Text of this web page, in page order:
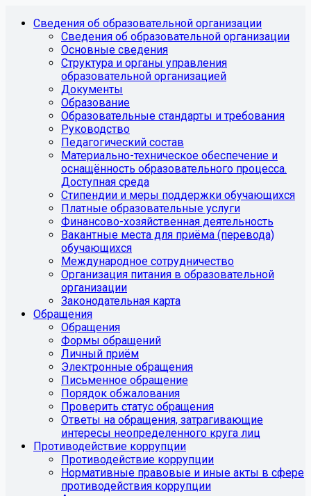
Сведения об образовательной организации
Сведения об образовательной организации
Основные сведения
Структура и органы управления
образовательной организацией
Документы
Образование
Образовательные стандарты и требования
Руководство
Педагогический состав
Материально-техническое обеспечение и
оснащённость образовательного процесса.
Доступная среда
Стипендии и меры поддержки обучающихся
Платные образовательные услуги
Финансово-хозяйственная деятельность
Вакантные места для приёма (перевода)
обучающихся
Международное сотрудничество
Организация питания в образовательной
организации
Законодательная карта
Обращения
Обращения
Формы обращений
Личный приём
Электронные обращения
Письменное обращение
Порядок обжалования
Проверить статус обращения
Ответы на обращения, затрагивающие
интересы неопределенного круга лиц
Противодействие коррупции
Противодействие коррупции
Нормативные правовые и иные акты в сфере
противодействия коррупции